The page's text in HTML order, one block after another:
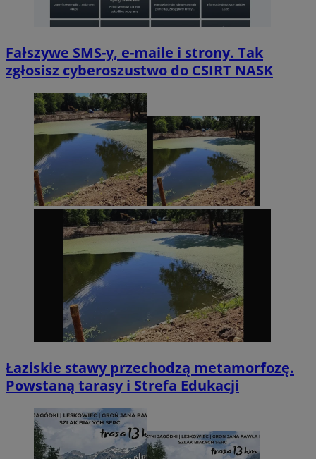
Fałszywe SMS-y, e-maile i strony. Tak
zgłosisz cyberoszustwo do CSIRT NASK
Łaziskie stawy przechodzą metamorfozę.
Powstaną tarasy i Strefa Edukacji